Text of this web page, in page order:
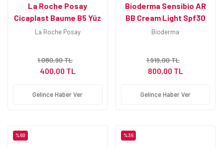
La Roche Posay
Cicaplast Baume B5 Yüz
Ve Vücut Bakım Spreyi
La Roche Posay
1.080,90 TL
400,00 TL
Gelince Haber Ver
Bioderma Sensibio AR
BB Cream Light Spf30
40ml
Bioderma
1.919,00 TL
800,00 TL
Gelince Haber Ver
%60 %36